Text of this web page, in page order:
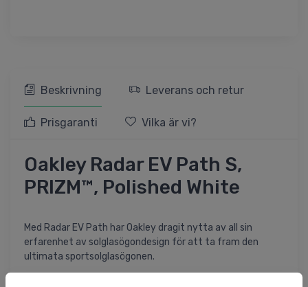
Beskrivning Leverans och retur
Prisgaranti Vilka är vi?
Oakley Radar EV Path S,
PRIZM™, Polished White
Med Radar EV Path har Oakley dragit nytta av all sin
erfarenhet av solglasögondesign för att ta fram den
ultimata sportsolglasögonen.